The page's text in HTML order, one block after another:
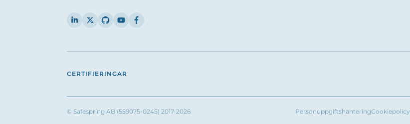
CERTIFIERINGAR
© Safespring AB (559075-0245) 2017-2026 PersonuppgiftshanteringCookiepolicy